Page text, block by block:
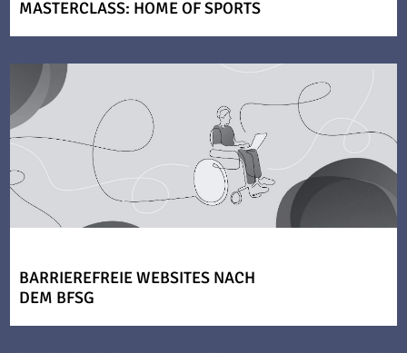
MASTERCLASS: HOME OF SPORTS
BARRIEREFREIE WEBSITES NACH
DEM BFSG